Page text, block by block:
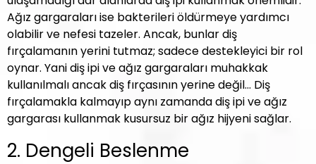
Ağız gargaraları ise bakterileri öldürmeye yardımcı
olabilir ve nefesi tazeler. Ancak, bunlar diş
fırçalamanın yerini tutmaz; sadece destekleyici bir rol
oynar. Yani diş ipi ve ağız gargaraları muhakkak
kullanılmalı ancak diş fırçasının yerine değil… Diş
fırçalamakla kalmayıp aynı zamanda diş ipi ve ağız
gargarası kullanmak kusursuz bir ağız hijyeni sağlar.
2. Dengeli Beslenme